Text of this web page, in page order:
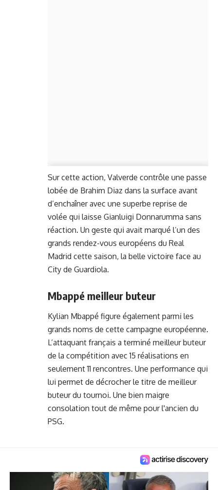
Sur cette action, Valverde contrôle une passe
lobée de Brahim Diaz dans la surface avant
d’enchaîner avec une superbe reprise de
volée qui laisse Gianluigi Donnarumma sans
réaction. Un geste qui avait marqué l’un des
grands rendez-vous européens du Real
Madrid cette saison, la belle victoire face au
City de Guardiola.
Mbappé meilleur buteur
Kylian Mbappé figure également parmi les
grands noms de cette campagne européenne.
L’attaquant français a terminé meilleur buteur
de la compétition avec 15 réalisations en
seulement 11 rencontres. Une performance qui
lui permet de décrocher le titre de meilleur
buteur du tournoi. Une bien maigre
consolation tout de même pour l'ancien du
PSG.